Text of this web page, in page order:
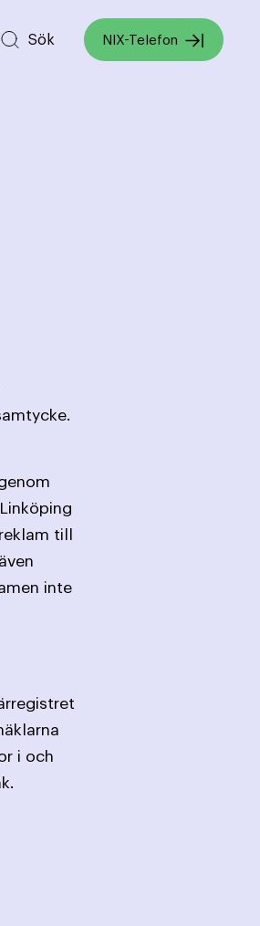
Sök NIX-Telefon
till
inte
i och